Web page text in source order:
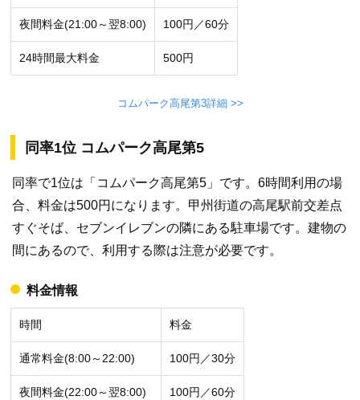
夜間料金(21:00～翌8:00) 100円／60分
24時間最大料金 500円
コムパーク高尾第3詳細 >>
同率1位 コムパーク高尾第5
同率で1位は「コムパーク高尾第5」です。6時間利用の場
合、料金は500円になります。甲州街道の高尾駅前交差点
すぐそば、セブンイレブンの隣にある駐車場です。建物の
間にあるので、利用する際は注意が必要です。
料金情報
時間 料金
通常料金(8:00～22:00) 100円／30分
夜間料金(22:00～翌8:00) 100円／60分